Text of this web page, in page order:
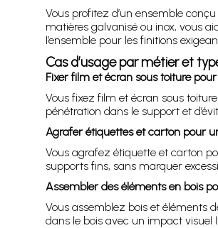
Vous profitez d’un ensemble
matières galvanisé ou inox, vous
l’ensemble pour les finitions
Cas d’usage par métier et
Fixer film et écran sous toiture
Vous fixez film et écran sous
pénétration dans le support et
Agrafer étiquettes et carton pour
Vous agrafez étiquette et carton
supports fins, sans marquer
Assembler des éléments en bois
Vous assemblez bois et éléments
dans le bois avec un impact visuel